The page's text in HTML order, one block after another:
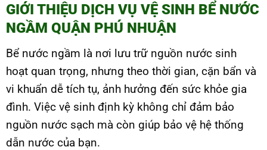
GIỚI THIỆU DỊCH VỤ VỆ SINH BỂ NƯỚC
NGẦM QUẬN PHÚ NHUẬN
Bể nước ngầm là nơi lưu trữ nguồn nước sinh
hoạt quan trọng, nhưng theo thời gian, cặn bẩn và
vi khuẩn dễ tích tụ, ảnh hưởng đến sức khỏe gia
đình. Việc vệ sinh định kỳ không chỉ đảm bảo
nguồn nước sạch mà còn giúp bảo vệ hệ thống
dẫn nước của bạn.